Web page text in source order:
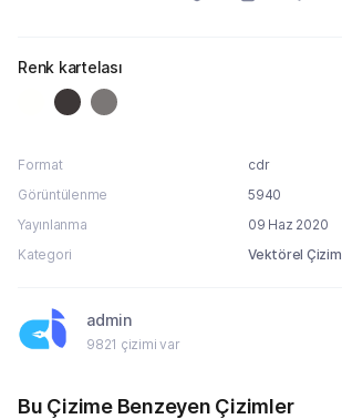
Renk kartelası
Format
cdr
Görüntülenme
5940
Yayınlanma
09 Haz 2020
Kategori
Vektörel Çizim
admin
9821 çizimi var
Bu Çizime Benzeyen Çizimler